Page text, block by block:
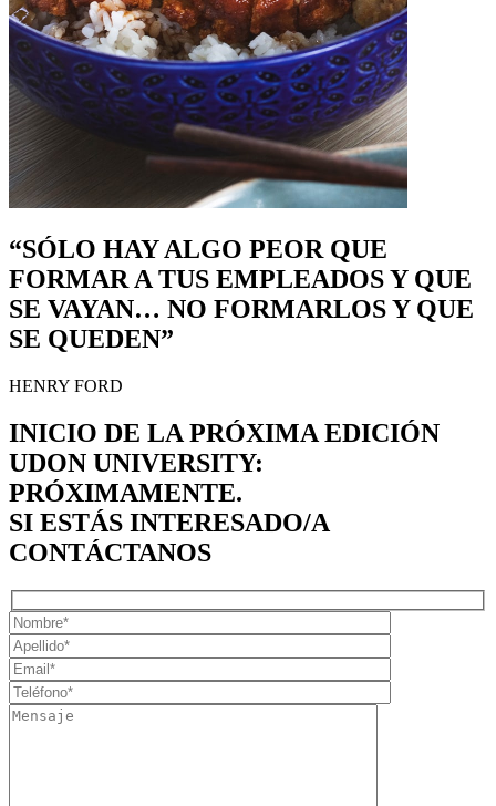
“SÓLO HAY ALGO PEOR QUE
FORMAR A TUS EMPLEADOS Y QUE
SE VAYAN… NO FORMARLOS Y QUE
SE QUEDEN”
HENRY FORD
INICIO DE LA PRÓXIMA EDICIÓN
UDON UNIVERSITY:
PRÓXIMAMENTE.
SI ESTÁS INTERESADO/A
CONTÁCTANOS